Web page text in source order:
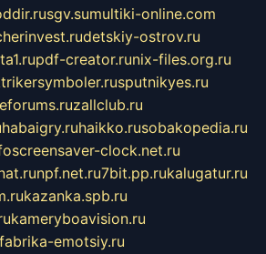
sgv.sumultiki-online.com
detskiy-ostrov.ru
pdf-creator.runix-files.org.ru
sputnikyes.ru
zallclub.ru
habaigry.ruhaikko.rusobakopedia.ru
screensaver-clock.net.ru
npf.net.ru7bit.pp.rukalugatur.ru
kazanka.spb.ru
kameryboavision.ru
fabrika-emotsiy.ru